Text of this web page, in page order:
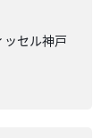
セル神戸